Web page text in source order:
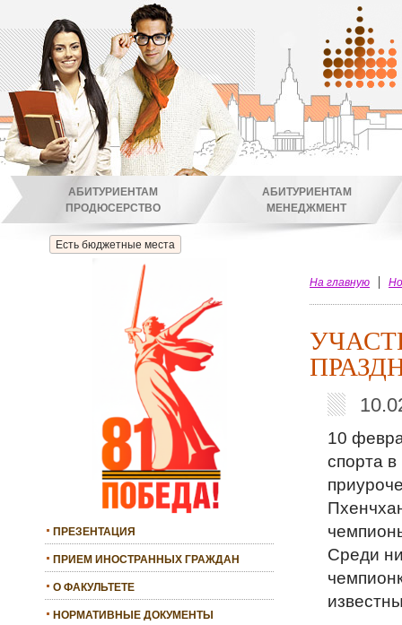
Есть бюджетные места
АБИТУРИЕНТАМ
ПРОДЮСЕРСТВО
АБИТУРИЕНТАМ
МЕНЕДЖМЕНТ
ПРЕЗЕНТАЦИЯ
ПРИЕМ ИНОСТРАННЫХ ГРАЖДАН
О ФАКУЛЬТЕТЕ
НОРМАТИВНЫЕ ДОКУМЕНТЫ
На главную
10
спорта
Среди